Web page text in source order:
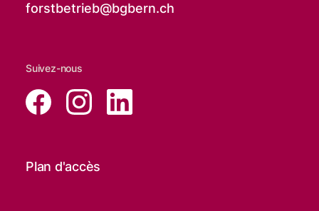
forstbetrieb@bgbern.ch
Suivez-nous
Plan d'accès